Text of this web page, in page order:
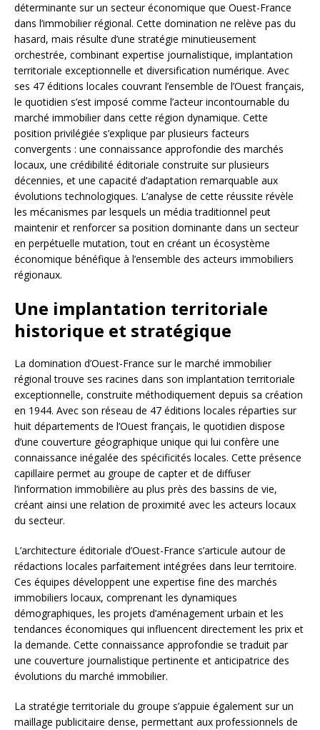
déterminante sur un secteur économique que Ouest-France
dans l’immobilier régional. Cette domination ne relève pas du
hasard, mais résulte d’une stratégie minutieusement
orchestrée, combinant expertise journalistique, implantation
territoriale exceptionnelle et diversification numérique. Avec
ses 47 éditions locales couvrant l’ensemble de l’Ouest français,
le quotidien s’est imposé comme l’acteur incontournable du
marché immobilier dans cette région dynamique. Cette
position privilégiée s’explique par plusieurs facteurs
convergents : une connaissance approfondie des marchés
locaux, une crédibilité éditoriale construite sur plusieurs
décennies, et une capacité d’adaptation remarquable aux
évolutions technologiques. L’analyse de cette réussite révèle
les mécanismes par lesquels un média traditionnel peut
maintenir et renforcer sa position dominante dans un secteur
en perpétuelle mutation, tout en créant un écosystème
économique bénéfique à l’ensemble des acteurs immobiliers
régionaux.
Une implantation territoriale
historique et stratégique
La domination d’Ouest-France sur le marché immobilier
régional trouve ses racines dans son implantation territoriale
exceptionnelle, construite méthodiquement depuis sa création
en 1944. Avec son réseau de 47 éditions locales réparties sur
huit départements de l’Ouest français, le quotidien dispose
d’une couverture géographique unique qui lui confère une
connaissance inégalée des spécificités locales. Cette présence
capillaire permet au groupe de capter et de diffuser
l’information immobilière au plus près des bassins de vie,
créant ainsi une relation de proximité avec les acteurs locaux
du secteur.
L’architecture éditoriale d’Ouest-France s’articule autour de
rédactions locales parfaitement intégrées dans leur territoire.
Ces équipes développent une expertise fine des marchés
immobiliers locaux, comprenant les dynamiques
démographiques, les projets d’aménagement urbain et les
tendances économiques qui influencent directement les prix et
la demande. Cette connaissance approfondie se traduit par
une couverture journalistique pertinente et anticipatrice des
évolutions du marché immobilier.
La stratégie territoriale du groupe s’appuie également sur un
maillage publicitaire dense, permettant aux professionnels de